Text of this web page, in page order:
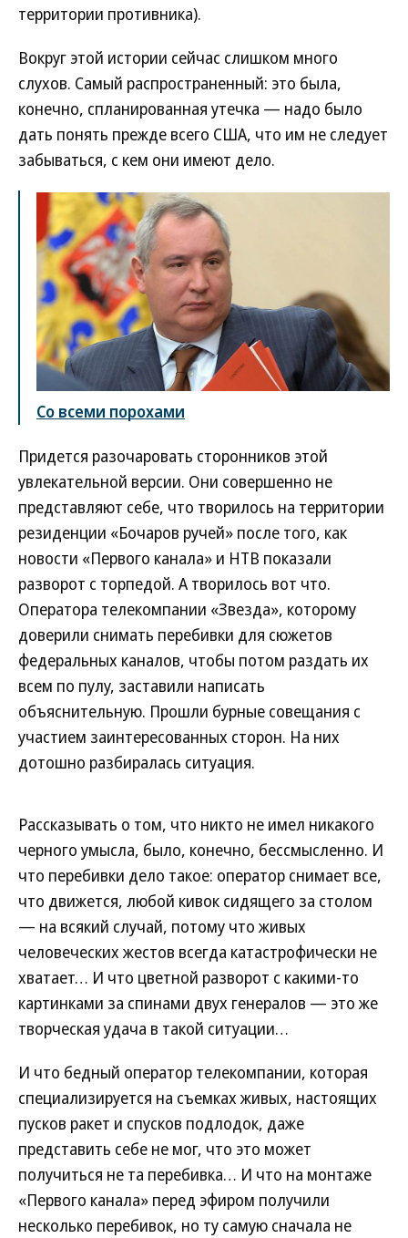
территории противника).
Вокруг этой истории сейчас слишком много
слухов. Самый распространенный: это была,
конечно, спланированная утечка — надо было
дать понять прежде всего США, что им не следует
забываться, с кем они имеют дело.
Со всеми порохами
Придется разочаровать сторонников этой
увлекательной версии. Они совершенно не
представляют себе, что творилось на территории
резиденции «Бочаров ручей» после того, как
новости «Первого канала» и НТВ показали
разворот с торпедой. А творилось вот что.
Оператора телекомпании «Звезда», которому
доверили снимать перебивки для сюжетов
федеральных каналов, чтобы потом раздать их
всем по пулу, заставили написать
объяснительную. Прошли бурные совещания с
участием заинтересованных сторон. На них
дотошно разбиралась ситуация.
Рассказывать о том, что никто не имел никакого
черного умысла, было, конечно, бессмысленно. И
что перебивки дело такое: оператор снимает все,
что движется, любой кивок сидящего за столом
— на всякий случай, потому что живых
человеческих жестов всегда катастрофически не
хватает… И что цветной разворот с какими-то
картинками за спинами двух генералов — это же
творческая удача в такой ситуации…
И что бедный оператор телекомпании, которая
специализируется на съемках живых, настоящих
пусков ракет и спусков подлодок, даже
представить себе не мог, что это может
получиться не та перебивка… И что на монтаже
«Первого канала» перед эфиром получили
несколько перебивок, но ту самую сначала не